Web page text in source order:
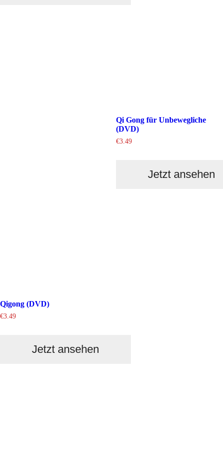
Qi Gong für Unbewegliche
(DVD)
€3.49
Jetzt ansehen
Qigong (DVD)
€3.49
Jetzt ansehen